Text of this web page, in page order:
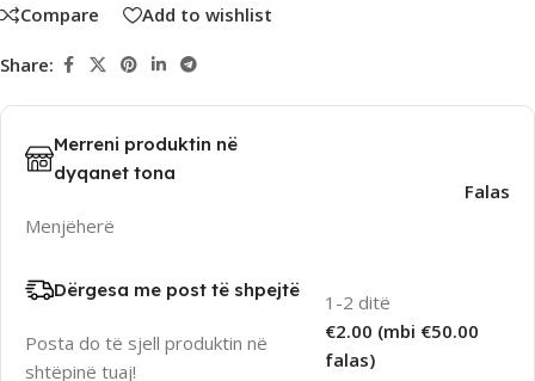
Compare Add to wishlist
Share:
Merreni produktin në
dyqanet tona
Menjëherë
Falas
Dërgesa me post të shpejtë
Posta do të sjell produktin në
shtëpinë tuaj!
1-2 ditë
€2.00 (mbi €50.00
falas)